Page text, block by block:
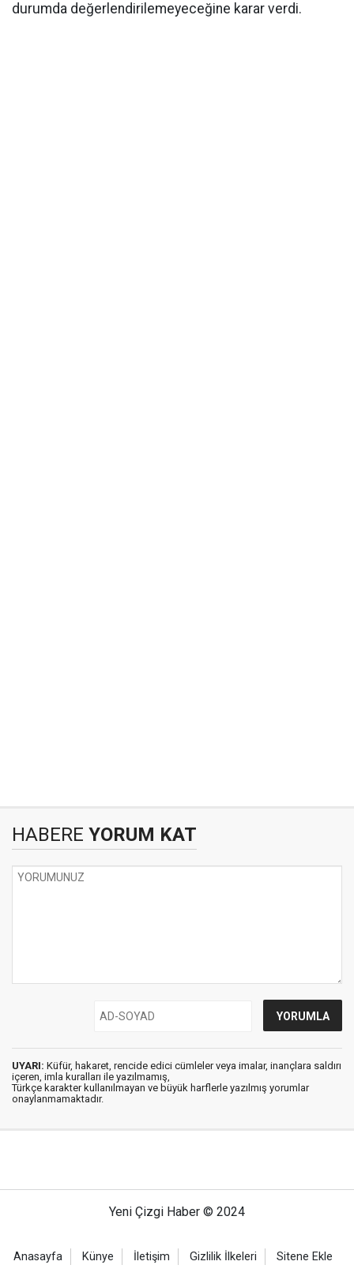
durumda değerlendirilemeyeceğine karar verdi.
HABERE YORUM KAT
UYARI: Küfür, hakaret, rencide edici cümleler veya imalar, inançlara saldırı
içeren, imla kuralları ile yazılmamış,
Türkçe karakter kullanılmayan ve büyük harflerle yazılmış yorumlar
onaylanmamaktadır.
Yeni Çizgi Haber © 2024
Anasayfa Künye İletişim Gizlilik İlkeleri Sitene Ekle